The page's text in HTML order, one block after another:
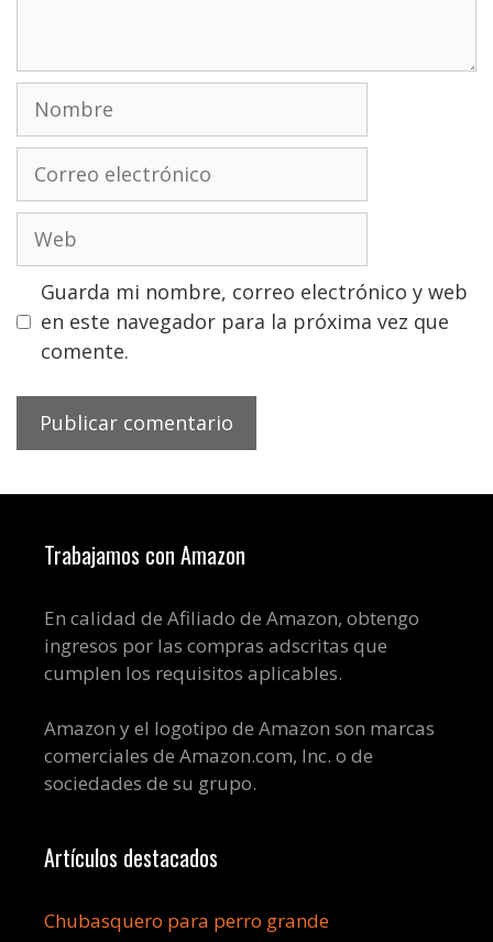
Nombre
electrónico
Guarda mi nombre, correo electrónico y web
en este navegador para la próxima vez que
comente.
Trabajamos con Amazon
En calidad de Afiliado de Amazon, obtengo
ingresos por las compras adscritas que
cumplen los requisitos aplicables.
Amazon y el logotipo de Amazon son marcas
comerciales de Amazon.com, Inc. o de
sociedades de su grupo.
Artículos destacados
Chubasquero para perro grande